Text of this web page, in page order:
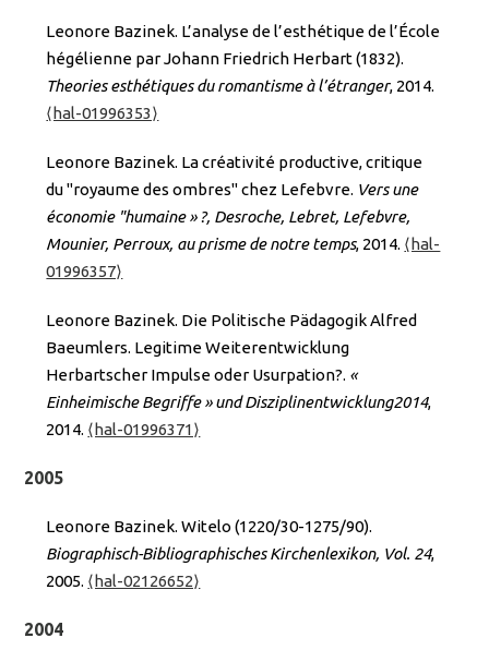
Leonore Bazinek. L’analyse de l’esthétique de l’École
hégélienne par Johann Friedrich Herbart (1832).
Theories esthétiques du romantisme à l’étranger, 2014.
⟨hal-01996353⟩
Leonore Bazinek. La créativité productive, critique
du "royaume des ombres" chez Lefebvre. Vers une
économie "humaine » ?, Desroche, Lebret, Lefebvre,
Mounier, Perroux, au prisme de notre temps, 2014. ⟨hal-
01996357⟩
Leonore Bazinek. Die Politische Pädagogik Alfred
Baeumlers. Legitime Weiterentwicklung
Herbartscher Impulse oder Usurpation?. «
Einheimische Begriffe » und Disziplinentwicklung2014,
2014. ⟨hal-01996371⟩
2005
Leonore Bazinek. Witelo (1220/30-1275/90).
Biographisch-Bibliographisches Kirchenlexikon, Vol. 24,
2005. ⟨hal-02126652⟩
2004